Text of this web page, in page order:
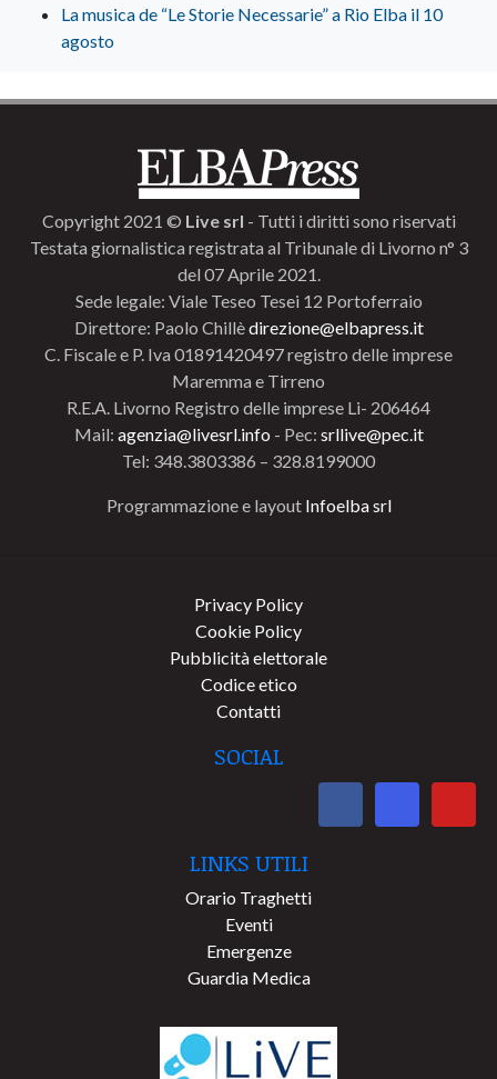
La musica de “Le Storie Necessarie” a Rio Elba il 10
agosto
Copyright 2021 © Live srl - Tutti i diritti sono riservati
Testata giornalistica registrata al Tribunale di Livorno n° 3
del 07 Aprile 2021.
Sede legale: Viale Teseo Tesei 12 Portoferraio
Direttore: Paolo Chillèdirezione@elbapress.it
C. Fiscale e P. Iva 01891420497 registro delle imprese
Maremma e Tirreno
R.E.A. Livorno Registro delle imprese Li- 206464
Mail: agenzia@livesrl.info - Pec: srllive@pec.it
Tel: 348.3803386 – 328.8199000
Programmazione e layout Infoelba srl
Privacy Policy
Cookie Policy
Pubblicità elettorale
Codice etico
Contatti
SOCIAL
LINKS UTILI
Orario Traghetti
Eventi
Emergenze
Guardia Medica